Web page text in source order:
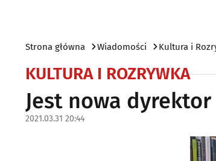
Strona główna Wiadomości Kultura i
KULTURA I ROZRYWKA
Jest nowa
2021.03.31 20:44